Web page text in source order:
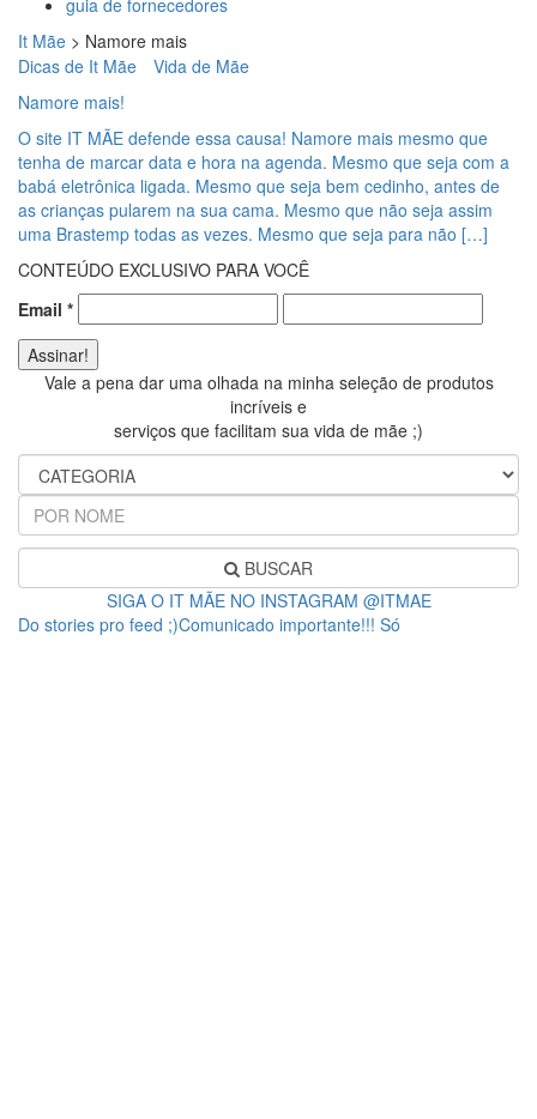
guia de fornecedores
It Mãe > Namore mais
Dicas de It Mãe
Vida de Mãe
Namore mais!
O site IT MÃE defende essa causa! Namore mais mesmo que
tenha de marcar data e hora na agenda. Mesmo que seja com a
babá eletrônica ligada. Mesmo que seja bem cedinho, antes de
as crianças pularem na sua cama. Mesmo que não seja assim
uma Brastemp todas as vezes. Mesmo que seja para não […]
CONTEÚDO EXCLUSIVO PARA VOCÊ
Email *
Vale a pena dar uma olhada na minha seleção de produtos
incríveis e
serviços que facilitam sua vida de mãe ;)
BUSCAR
SIGA O IT MÃE NO INSTAGRAM @ITMAE
Do stories pro feed ;)Comunicado importante!!! Só